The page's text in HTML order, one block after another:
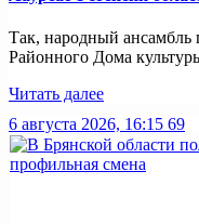
Так, народный ансамбль
Районного Дома
Читать далее
6 августа 2026, 16:15 69